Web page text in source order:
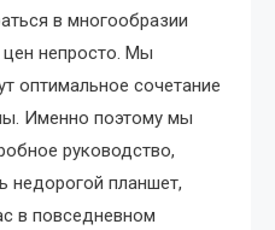
в многообразии
цен непросто. Мы
оптимальное сочетание
Именно поэтому мы
руководство,
недорогой планшет,
в повседневном